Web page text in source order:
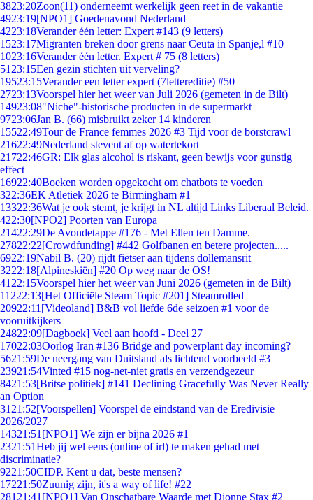
3823:20Zoon(11) onderneemt werkelijk geen reet in de vakantie
4923:19[NPO1] Goedenavond Nederland
4223:18Verander één letter: Expert #143 (9 letters)
1523:17Migranten breken door grens naar Ceuta in Spanje,l #10
1023:16Verander één letter. Expert # 75 (8 letters)
51 23:15Een gezin stichten uit verveling?
19523:15Verander een letter expert (7lettereditie) #50
2723:13Voorspel hier het weer van Juli 2026 (gemeten in de Bilt)
14923:08"Niche"-historische producten in de supermarkt
9723:06Jan B. (66) misbruikt zeker 14 kinderen
15522:49Tour de France femmes 2026 #3 Tijd voor de borstcrawl
21622:49Nederland stevent af op watertekort
21722:46GR: Elk glas alcohol is riskant, geen bewijs voor gunstig
effect
16922:40Boeken worden opgekocht om chatbots te voeden
322:36EK Atletiek 2026 te Birmingham #1
13322:36Wat je ook stemt, je krijgt in NL altijd Links Liberaal Beleid.
422:30[NPO2] Poorten van Europa
21422:29De Avondetappe #176 - Met Ellen ten Damme.
27822:22[Crowdfunding] #442 Golfbanen en betere projecten.....
6922:19Nabil B. (20) rijdt fietser aan tijdens dollemansrit
3222:18[Alpineskiën] #20 Op weg naar de OS!
41 22:15Voorspel hier het weer van Juni 2026 (gemeten in de Bilt)
11222:13[Het Officiële Steam Topic #201] Steamrolled
20922:11 [Videoland] B&B vol liefde 6de seizoen #1 voor de
vooruitkijkers
24822:09[Dagboek] Veel aan hoofd - Deel 27
17022:03Oorlog Iran #136 Bridge and powerplant day incoming?
5621:59De neergang van Duitsland als lichtend voorbeeld #3
23921:54Vinted #15 nog-net-niet gratis en verzendgezeur
8421:53[Britse politiek] #141 Declining Gracefully Was Never Really
an Option
31 21:52[Voorspellen] Voorspel de eindstand van de Eredivisie
2026/2027
14321:51 [NPO1] We zijn er bijna 2026 #1
2321:51Heb jij wel eens (online of irl) te maken gehad met
discriminatie?
9221:50CIDP. Kent u dat, beste mensen?
17221:50Zuunig zijn, it's a way of life! #22
281 21:41 [NPO1] Van Onschatbare Waarde met Dionne Stax #2